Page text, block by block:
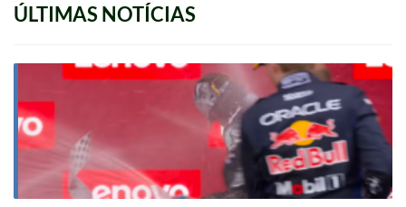
ÚLTIMAS NOTÍCIAS